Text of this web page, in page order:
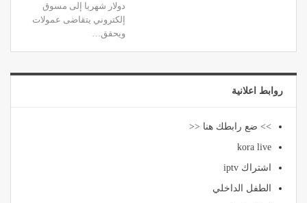
دولار شهريا إلى مسوق
إلكتروني يتقاضى عمولات
ويحقق…
روابط اعلانية
>> ضع رابطك هنا <<
kora live
اشتراك iptv
الطفل الداخلي